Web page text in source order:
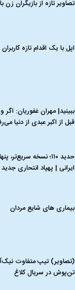
تصاویر تازه از بازیگران
اپل با یک اقدام تازه کاربران
ببینید| مهران غفوریان: اگر
قبل از اکبر عبدی از دنیا
حدید ۱۱۰؛ نسخه
ایرانی | پهپاد انتحاری
بیماری‌ های شایع مردان
(تصاویر) تیپ متفاوت
تن‌پوش در سریال کلاغ